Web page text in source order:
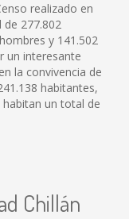
realizado en
de 277.802
y 141.502
un interesante
la convivencia de
habitantes,
un total de
Chillán